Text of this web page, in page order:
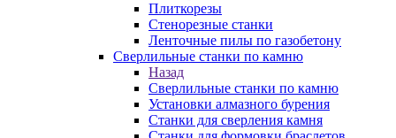
Плиткорезы
Стенорезные станки
Ленточные пилы по газобетону
Сверлильные станки по камню
Назад
Сверлильные станки по камню
Установки алмазного бурения
Станки для сверления камня